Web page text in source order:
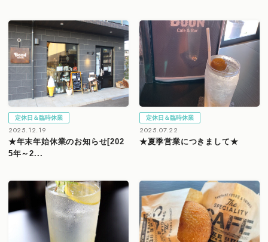
定休日＆臨時休業
2025.12.19
★年末年始休業のお知らせ[202
5年～2...
定休日＆臨時休業
2025.07.22
★夏季営業につきまして★